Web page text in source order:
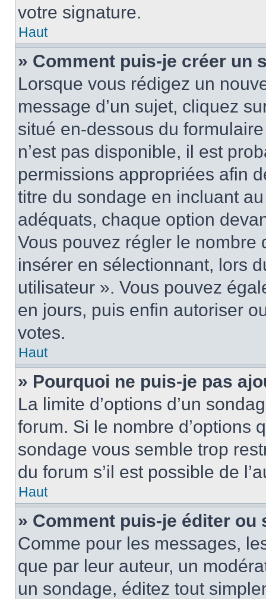
votre signature.
Haut
» Comment puis-je créer un
Lorsque vous rédigez un
message d’un sujet, cliquez
situé en-dessous du
n’est pas disponible, il est
permissions appropriées afin
titre du sondage en incluant
adéquats, chaque option
Vous pouvez régler le nombre
insérer en sélectionnant, lors
utilisateur ». Vous pouvez
en jours, puis enfin autoriser
votes.
Haut
» Pourquoi ne puis-je pas
La limite d’options d’un
forum. Si le nombre d’options
sondage vous semble trop
du forum s’il est possible de
Haut
» Comment puis-je éditer ou
Comme pour les messages,
que par leur auteur, un
un sondage, éditez tout